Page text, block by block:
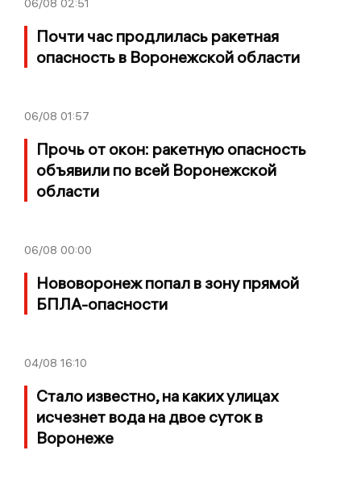
06/08 02:51
Почти час продлилась ракетная
опасность в Воронежской области
06/08 01:57
Прочь от окон: ракетную опасность
объявили по всей Воронежской
области
06/08 00:00
Нововоронеж попал в зону прямой
БПЛА-опасности
04/08 16:10
Стало известно, на каких улицах
исчезнет вода на двое суток в
Воронеже